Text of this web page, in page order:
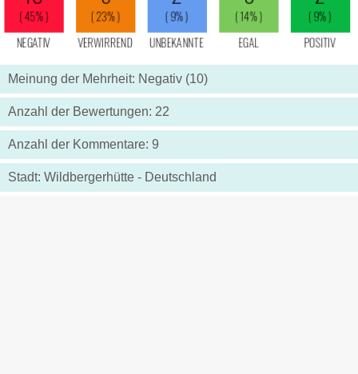
Meinung der Mehrheit: Negativ (10)
Anzahl der Bewertungen: 22
Anzahl der Kommentare: 9
Stadt: Wildbergerhütte - Deutschland